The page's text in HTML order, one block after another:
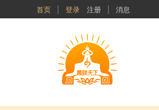
首页 登录 注册 消息